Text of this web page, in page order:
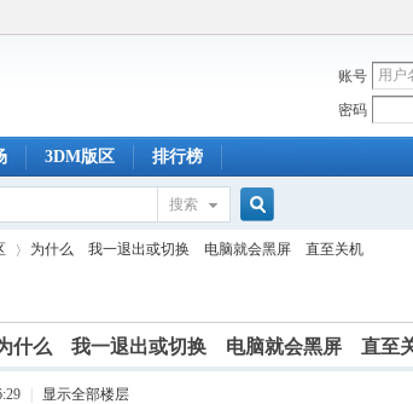
账号
密码
3DM版区 排行榜
搜索
搜
索
›
为什么 我一退出或切换 电脑就会黑屏 直至关机
什么 我一退出或切换 电脑就会黑屏 直至
显示全部楼层